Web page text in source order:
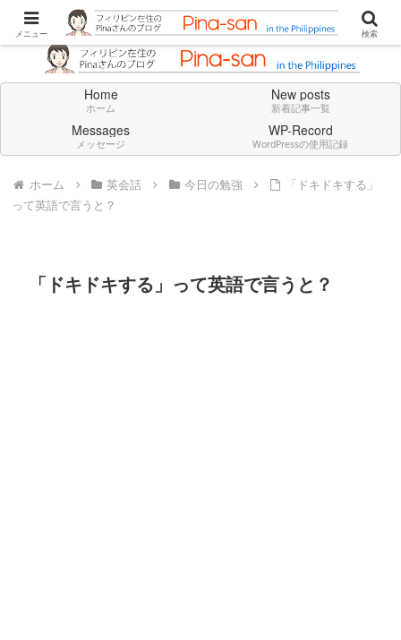
Don't think deeply. Feel always in English.
Home
ホーム
New posts
新着記事一覧
Messages
メッセージ
WP-Record
WordPressの使用記録
ホーム 英会話 今日の勉強
「ドキドキする」
って英語で言うと？
「ドキドキする」って英語で言うと？
メニュー 検索